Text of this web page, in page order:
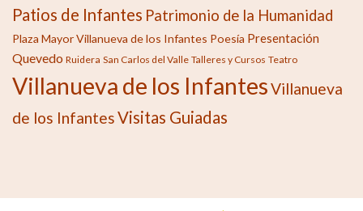
Patios de Infantes Patrimonio de la Humanidad
Plaza Mayor Villanueva de los Infantes Poesía Presentación
Quevedo Ruidera San Carlos del Valle Talleres y Cursos Teatro
Villanueva de los InfantesVillanueva
de los InfantesVisitas Guiadas